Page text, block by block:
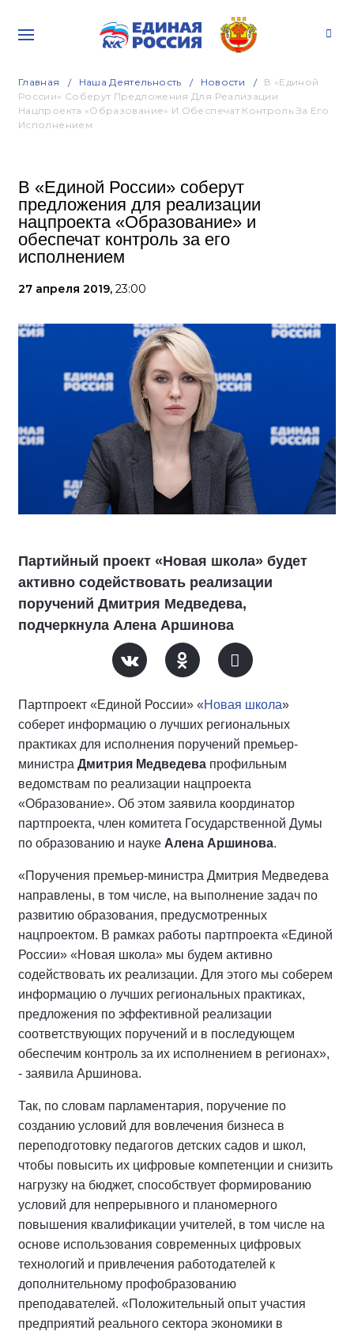
Главная Наша Деятельность Новости
В «Единой
России» Соберут Предложения Для Реализации
Нацпроекта «Образование» И Обеспечат Контроль За Его
Исполнением
В «Единой России» соберут
предложения для реализации
нацпроекта «Образование» и
обеспечат контроль за его
исполнением
27 апреля 2019, 23:00
Партийный проект «Новая школа» будет
активно содействовать реализации
поручений Дмитрия Медведева,
подчеркнула Алена Аршинова
Партпроект «Единой России» «Новая школа»
соберет информацию о лучших региональных
практиках для исполнения поручений премьер-
министра Дмитрия Медведева профильным
ведомствам по реализации нацпроекта
«Образование». Об этом заявила координатор
партпроекта, член комитета Государственной Думы
по образованию и науке Алена Аршинова.
«Поручения премьер-министра Дмитрия Медведева
направлены, в том числе, на выполнение задач по
развитию образования, предусмотренных
нацпроектом. В рамках работы партпроекта «Единой
России» «Новая школа» мы будем активно
содействовать их реализации. Для этого мы соберем
информацию о лучших региональных практиках,
предложения по эффективной реализации
соответствующих поручений и в последующем
обеспечим контроль за их исполнением в регионах»,
- заявила Аршинова.
Так, по словам парламентария, поручение по
созданию условий для вовлечения бизнеса в
переподготовку педагогов детских садов и школ,
чтобы повысить их цифровые компетенции и снизить
нагрузку на бюджет, способствует формированию
условий для непрерывного и планомерного
повышения квалификации учителей, в том числе на
основе использования современных цифровых
технологий и привлечения работодателей к
дополнительному профобразованию
преподавателей. «Положительный опыт участия
предприятий реального сектора экономики в